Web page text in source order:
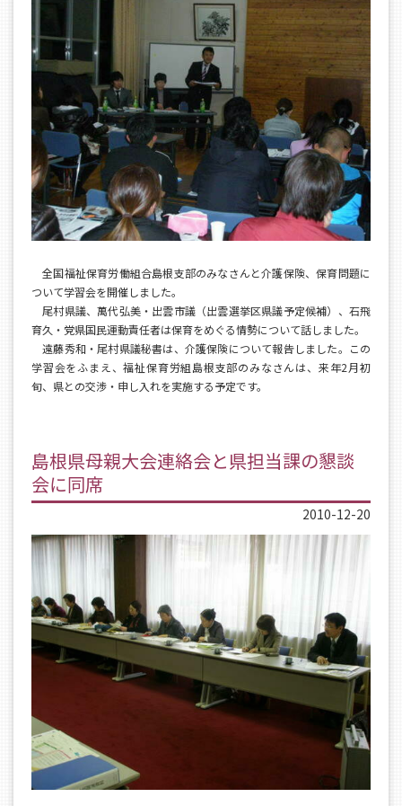
全国福祉保育労働組合島根支部のみなさんと介護保険、保育問題に
ついて学習会を開催しました。
尾村県議、萬代弘美・出雲市議（出雲選挙区県議予定候補）、石飛
育久・党県国民運動責任者は保育をめぐる情勢について話しました。
遠藤秀和・尾村県議秘書は、介護保険について報告しました。この
学習会をふまえ、福祉保育労組島根支部のみなさんは、来年2月初
旬、県との交渉・申し入れを実施する予定です。
島根県母親大会連絡会と県担当課の懇談
会に同席
2010-12-20